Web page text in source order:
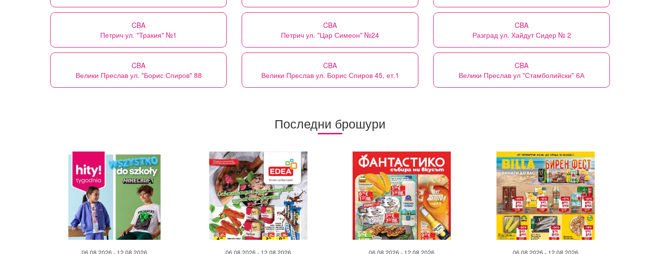
CBA
Петрич ул. "Тракия" №1
CBA
Петрич ул. "Цар Симеон" №24
CBA
Разград ул. Хайдут Сидер № 2
CBA
Велики Преслав ул. "Борис Спиров" 88
CBA
Велики Преслав ул. Борис Спиров 45, ет.1
CBA
Велики Преслав ул "Стамболийски" 6А
Последни брошури
06.08.2026 - 12.08.2026 06.08.2026 - 12.08.2026 06.08.2026 - 12.08.2026 06.08.2026 - 12.08.2026